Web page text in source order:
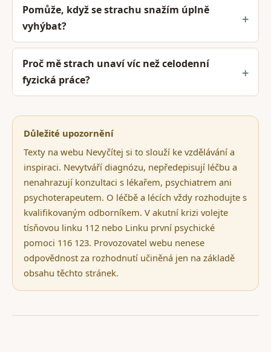
Pomůže, když se strachu snažím úplně
vyhýbat?
Proč mě strach unaví víc než celodenní
fyzická práce?
Důležité upozornění
Texty na webu Nevyčítej si to slouží ke vzdělávání a
inspiraci. Nevytváří diagnózu, nepředepisují léčbu a
nenahrazují konzultaci s lékařem, psychiatrem ani
psychoterapeutem. O léčbě a lécích vždy rozhodujte s
kvalifikovaným odborníkem. V akutní krizi volejte
tísňovou linku 112 nebo Linku první psychické
pomoci 116 123. Provozovatel webu nenese
odpovědnost za rozhodnutí učiněná jen na základě
obsahu těchto stránek.